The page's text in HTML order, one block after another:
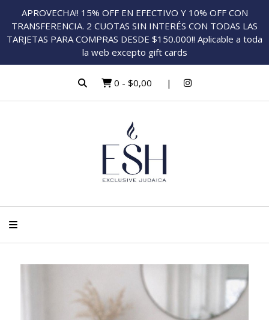
APROVECHA!! 15% OFF EN EFECTIVO Y 10% OFF CON
TRANSFERENCIA. 2 CUOTAS SIN INTERÉS CON TODAS LAS
TARJETAS PARA COMPRAS DESDE $150.000!! Aplicable a toda
la web excepto gift cards
0 - $0,00